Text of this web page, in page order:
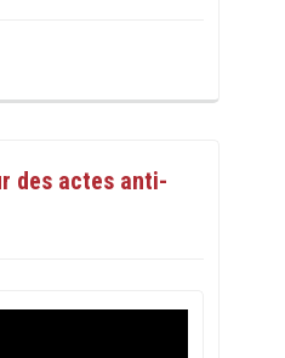
des actes anti-